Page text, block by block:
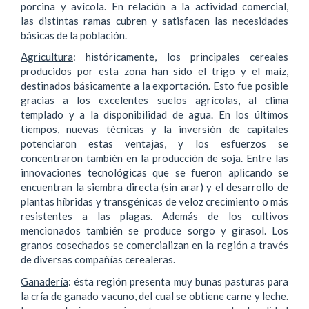
porcina y avícola. En relación a la actividad comercial,
las distintas ramas cubren y satisfacen las necesidades
básicas de la población.
Agricultura: históricamente, los principales cereales
producidos por esta zona han sido el trigo y el maíz,
destinados básicamente a la exportación. Esto fue posible
gracias a los excelentes suelos agrícolas, al clima
templado y a la disponibilidad de agua. En los últimos
tiempos, nuevas técnicas y la inversión de capitales
potenciaron estas ventajas, y los esfuerzos se
concentraron también en la producción de soja. Entre las
innovaciones tecnológicas que se fueron aplicando se
encuentran la siembra directa (sin arar) y el desarrollo de
plantas híbridas y transgénicas de veloz crecimiento o más
resistentes a las plagas. Además de los cultivos
mencionados también se produce sorgo y girasol. Los
granos cosechados se comercializan en la región a través
de diversas compañías cerealeras.
Ganadería: ésta región presenta muy bunas pasturas para
la cría de ganado vacuno, del cual se obtiene carne y leche.